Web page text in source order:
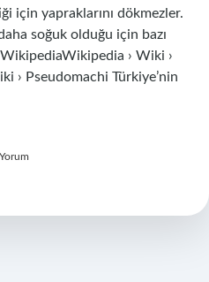
için yapraklarını dökmezler.
soğuk olduğu için bazı
› Wiki ›
› Pseudomachi Türkiye’nin